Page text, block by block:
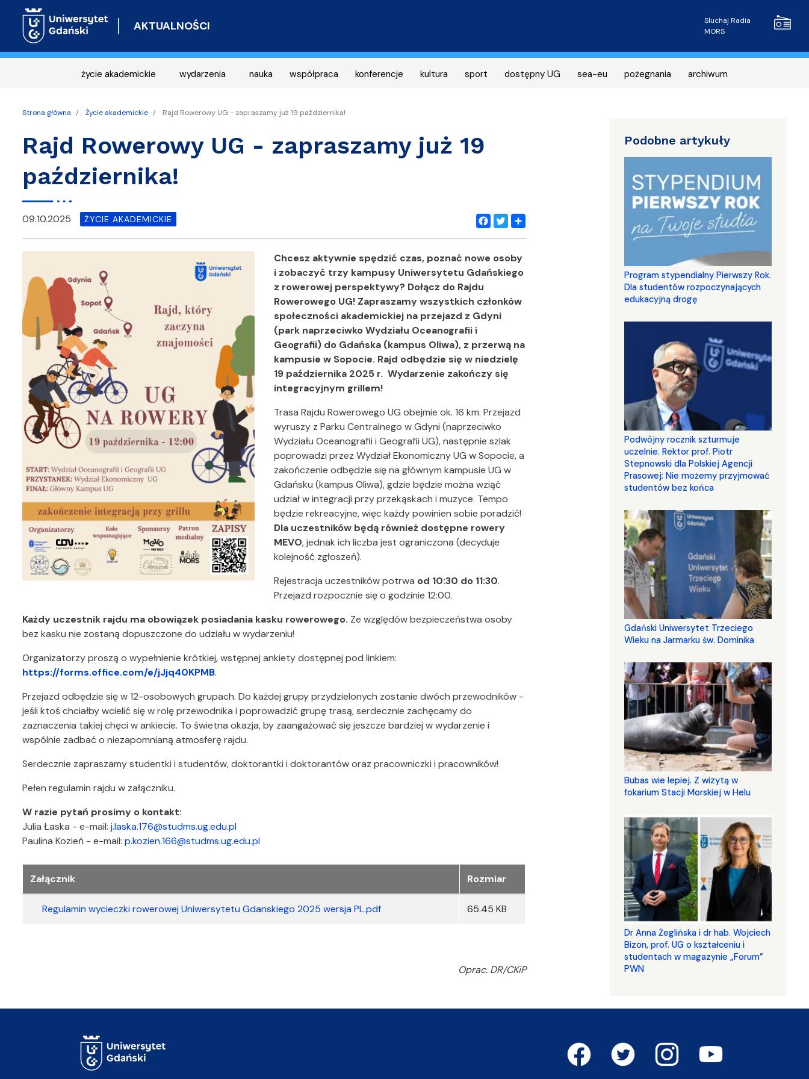
AKTUALNOŚCI Radio
Słuchaj Radia
MORS
życie akademickie wydarzenia nauka współpraca konferencje kultura sport dostępny UG sea-eu pożegnania archiwum
Strona główna Życie akademickie Rajd Rowerowy UG - zapraszamy już 19 października!
Rajd Rowerowy UG - zapraszamy już 19
października!
Facebook
Twitter
Share
09.10.2025 ŻYCIE AKADEMICKIE
Chcesz aktywnie spędzić czas, poznać nowe osoby
i zobaczyć trzy kampusy Uniwersytetu Gdańskiego
z rowerowej perspektywy? Dołącz do Rajdu
Rowerowego UG! Zapraszamy wszystkich członków
społeczności akademickiej na przejazd z Gdyni
(park naprzeciwko Wydziału Oceanografii i
Geografii) do Gdańska (kampus Oliwa), z przerwą na
kampusie w Sopocie. Rajd odbędzie się w niedzielę
19 października 2025 r. Wydarzenie zakończy się
integracyjnym grillem!
Trasa Rajdu Rowerowego UG obejmie ok. 16 km. Przejazd
wyruszy z Parku Centralnego w Gdyni (naprzeciwko
Wydziału Oceanografii i Geografii UG), następnie szlak
poprowadzi przez Wydział Ekonomiczny UG w Sopocie, a
zakończenie odbędzie się na głównym kampusie UG w
Gdańsku (kampus Oliwa), gdzie będzie można wziąć
udział w integracji przy przekąskach i muzyce. Tempo
będzie rekreacyjne, więc każdy powinien sobie poradzić!
Dla uczestników będą również dostępne rowery
MEVO, jednak ich liczba jest ograniczona (decyduje
kolejność zgłoszeń).
Rejestracja uczestników potrwa od 10:30 do 11:30.
Przejazd rozpocznie się o godzinie 12:00.
Każdy uczestnik rajdu ma obowiązek posiadania kasku rowerowego. Ze względów bezpieczeństwa osoby
bez kasku nie zostaną dopuszczone do udziału w wydarzeniu!
Organizatorzy proszą o wypełnienie krótkiej, wstępnej ankiety dostępnej pod linkiem:
https://forms.office.com/e/jJjq40KPMB.
Przejazd odbędzie się w 12-osobowych grupach. Do każdej grupy przydzielonych zostanie dwóch przewodników -
jeśli ktoś chciałby wcielić się w rolę przewodnika i poprowadzić grupę trasą, serdecznie zachęcamy do
zaznaczenia takiej chęci w ankiecie. To świetna okazja, by zaangażować się jeszcze bardziej w wydarzenie i
wspólnie zadbać o niezapomnianą atmosferę rajdu.
Serdecznie zapraszamy studentki i studentów, doktorantki i doktorantów oraz pracowniczki i pracowników!
Pełen regulamin rajdu w załączniku.
W razie pytań prosimy o kontakt:
Julia Łaska - e-mail: j.laska.176@studms.ug.edu.pl
Paulina Kozień - e-mail: p.kozien.166@studms.ug.edu.pl
Załączniki
Załącznik
Rozmiar
Regulamin wycieczki rowerowej Uniwersytetu Gdanskiego 2025 wersja PL.pdf 65.45 KB
Oprac. DR/CKiP
Podobne artykuły
Program stypendialny Pierwszy Rok.
Dla studentów rozpoczynających
edukacyjną drogę
Podwójny rocznik szturmuje
uczelnie. Rektor prof. Piotr
Stepnowski dla Polskiej Agencji
Prasowej: Nie możemy przyjmować
studentów bez końca
Gdański Uniwersytet Trzeciego
Wieku na Jarmarku św. Dominika
Bubas wie lepiej. Z wizytą w
fokarium Stacji Morskiej w Helu
​​​​​​​Dr Anna Żeglińska i dr hab. Wojciech
Bizon, prof. UG o kształceniu i
studentach w magazynie „Forum”
PWN